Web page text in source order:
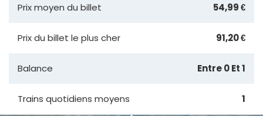
Prix moyen du billet 54,99 €
Prix du billet le plus cher 91,20 €
Balance Entre 0 Et 1
Trains quotidiens moyens 1